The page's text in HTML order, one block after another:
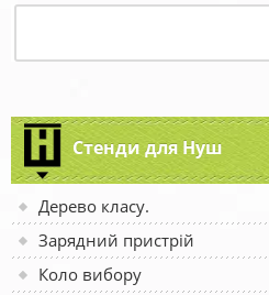
Стенди для Нуш
Дерево класу.
Зарядний пристрій
Коло вибору